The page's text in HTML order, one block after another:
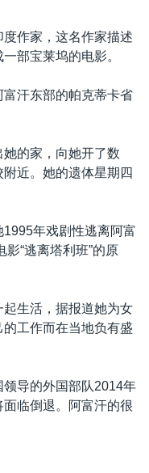
作家，这名作家描述
部宝莱坞的电影。
汗东部的帕克蒂卡省
的家，向她开了数
近。她的遗体星期四
年戏剧性逃离阿富
“逃离塔利班”的原
生活，据报道她为女
工作而在当地负有盛
导的外国部队2014年
临倒退。阿富汗的很